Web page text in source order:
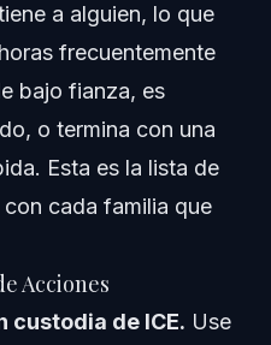
a alguien, lo que
frecuentemente
bajo fianza, es
o termina con una
Esta es la lista de
cada familia que
Acciones
custodia de ICE. Use